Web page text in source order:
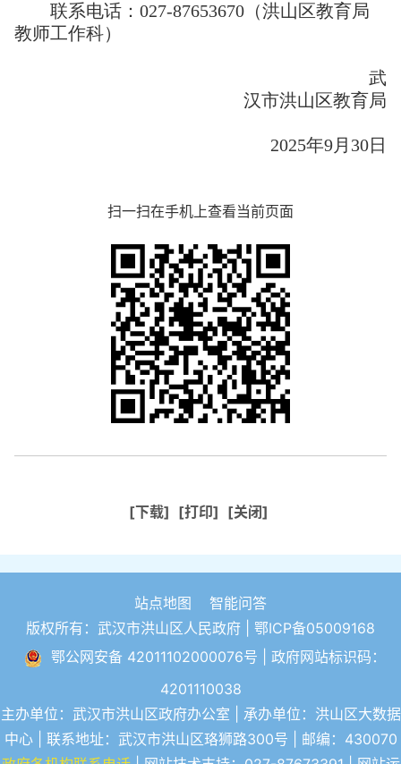
联系电话： 027-87653670（洪山区教育局
教师工作科）
武
汉市洪山区教育局
2025年9月30日
扫一扫在手机上查看当前页面
[下载] [打印] [关闭]
站点地图
智能问答
版权所有：武汉市洪山区人民政府 | 鄂ICP备05009168
鄂公网安备 42011102000076号 | 政府网站标识码：
4201110038
主办单位：武汉市洪山区政府办公室 | 承办单位：洪山区大数据
中心 | 联系地址：武汉市洪山区珞狮路300号 | 邮编：430070